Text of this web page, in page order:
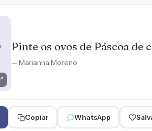
Pinte os ovos de Páscoa de
— Marianna Moreno
Copiar WhatsApp